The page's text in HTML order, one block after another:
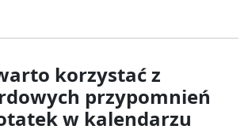
korzystać z
przypomnień
w kalendarzu